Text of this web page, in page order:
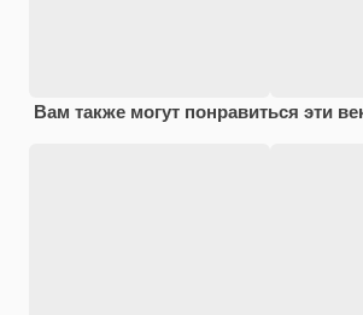
Вам также могут понравиться эти